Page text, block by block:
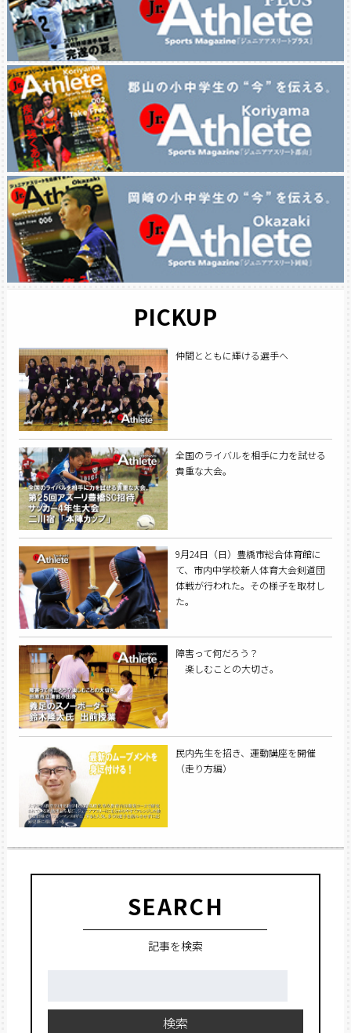
PICKUP
仲間とともに輝ける選手へ
全国のライバルを相手に力を試せる
貴重な大会。
9月24日（日）豊橋市総合体育館に
て、市内中学校新人体育大会剣道団
体戦が行われた。その様子を取材し
た。
障害って何だろう？
楽しむことの大切さ。
民内先生を招き、運動講座を開催
（走り方編）
SEARCH
記事を検索
検索